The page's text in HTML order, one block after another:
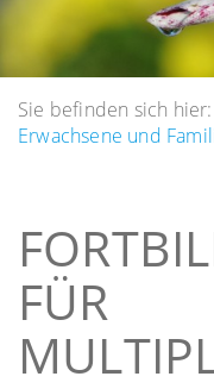
Sie befinden sich hier:
Erwachsene und
FÜR